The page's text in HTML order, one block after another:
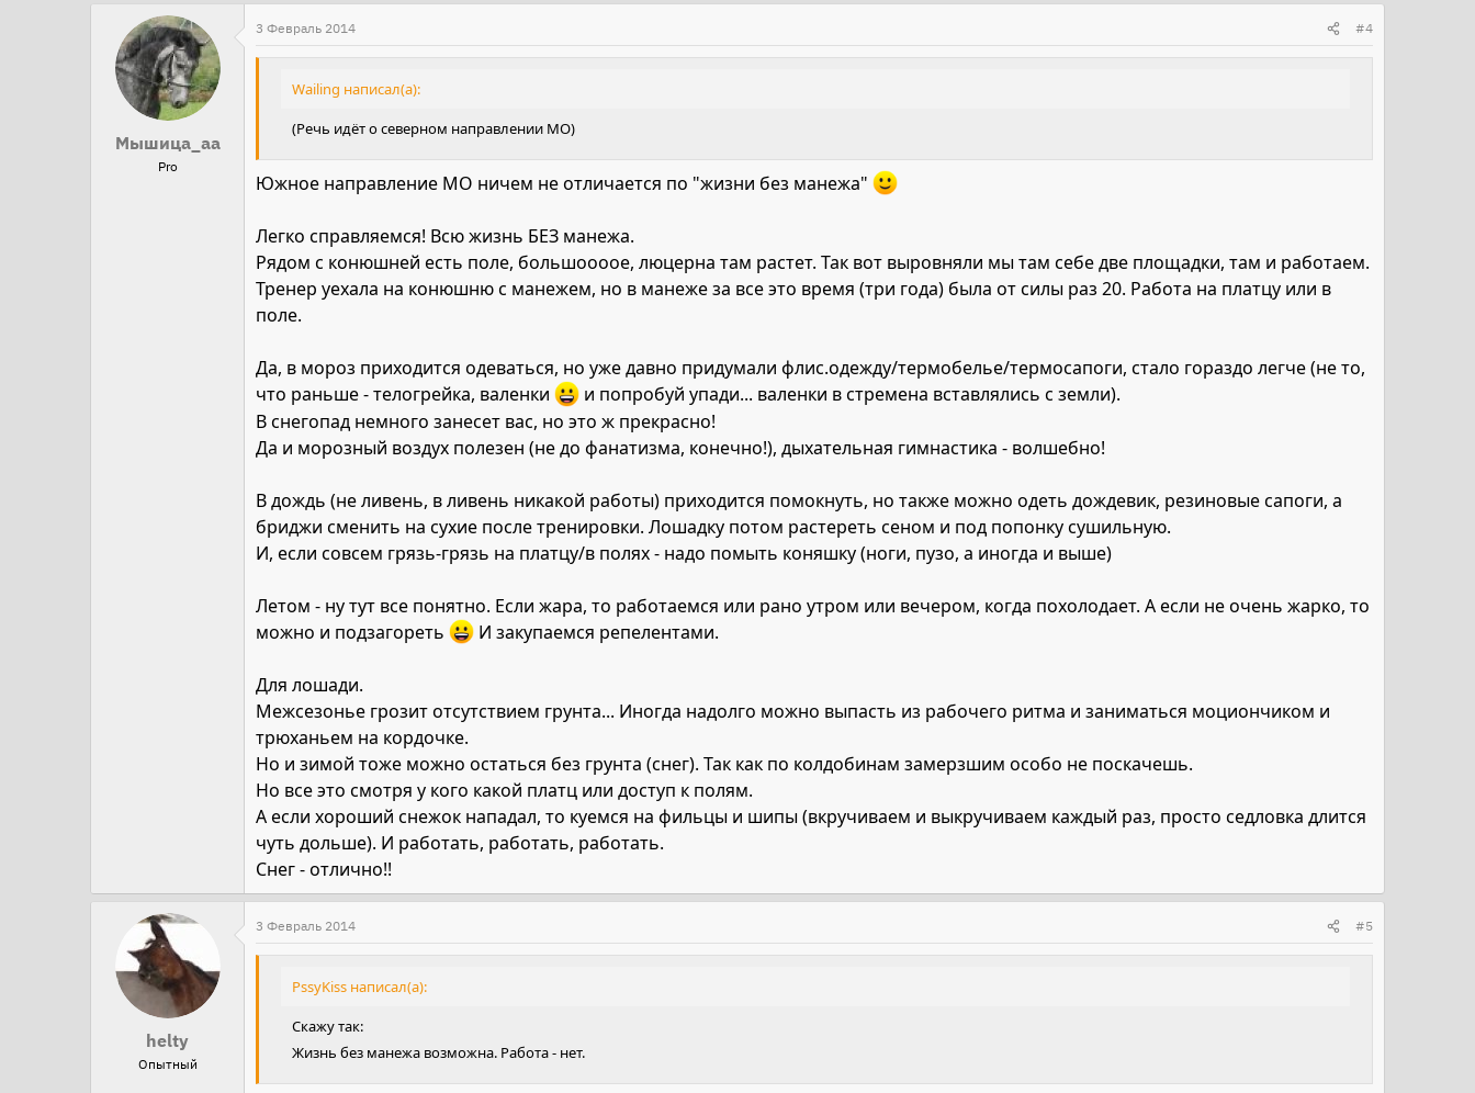
Мышица_аа
Pro
3 Февраль 2014 #4
Wailing написал(а):
(Речь идёт о северном направлении МО)
Южное направление МО ничем не отличается по "жизни без манежа"
Легко справляемся! Всю жизнь БЕЗ манежа.
Рядом с конюшней есть поле, большоооое, люцерна там растет. Так вот выровняли мы там себе две площадки, там и работаем.
Тренер уехала на конюшню с манежем, но в манеже за все это время (три года) была от силы раз 20. Работа на платцу или в
поле.
Да, в мороз приходится одеваться, но уже давно придумали флис.одежду/термобелье/термосапоги, стало гораздо легче (не то,
что раньше - телогрейка, валенки
и попробуй упади... валенки в стремена вставлялись с земли).
В снегопад немного занесет вас, но это ж прекрасно!
Да и морозный воздух полезен (не до фанатизма, конечно!), дыхательная гимнастика - волшебно!
В дождь (не ливень, в ливень никакой работы) приходится помокнуть, но также можно одеть дождевик, резиновые сапоги, а
бриджи сменить на сухие после тренировки. Лошадку потом растереть сеном и под попонку сушильную.
И, если совсем грязь-грязь на платцу/в полях - надо помыть коняшку (ноги, пузо, а иногда и выше)
Летом - ну тут все понятно. Если жара, то работаемся или рано утром или вечером, когда похолодает. А если не очень жарко, то
можно и подзагореть
И закупаемся репелентами.
Для лошади.
Межсезонье грозит отсутствием грунта... Иногда надолго можно выпасть из рабочего ритма и заниматься моциончиком и
трюханьем на кордочке.
Но и зимой тоже можно остаться без грунта (снег). Так как по колдобинам замерзшим особо не поскачешь.
Но все это смотря у кого какой платц или доступ к полям.
А если хороший снежок нападал, то куемся на фильцы и шипы (вкручиваем и выкручиваем каждый раз, просто седловка длится
чуть дольше). И работать, работать, работать.
Снег - отлично!!
helty
Опытный
3 Февраль 2014 #5
PssyKiss написал(а):
Скажу так:
Жизнь без манежа возможна. Работа - нет.